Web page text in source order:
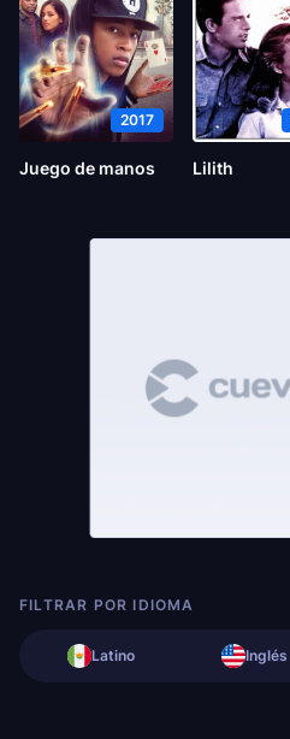
2017
Juego de manos Lilith
FILTRAR POR IDIOMA
Latino Inglés